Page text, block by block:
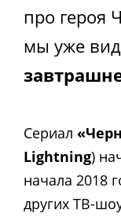
про героя
мы уже
Сериал
Lightning)
начала 2018
других ТВ-